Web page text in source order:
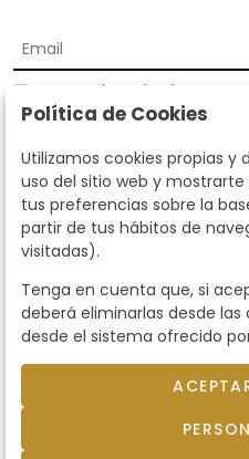
Acepto los Términos y
privacidad
Según la LOPD y disposiciones
datos personales serán tratados
finalidad de gestionar la relación
derechos de acceso,
derechos en los términos
dirigiéndote a nosotros.
llamando al teléfono 915159584
info@subastassegre.es
Este sitio está protegido por
Términos de
© 2026
Política de Cookies
Utilizamos cookies propias y
uso del sitio web y
tus preferencias sobre la
partir de tus hábitos de
visitadas).
Tenga en cuenta que, si
deberá eliminarlas desde
desde el sistema ofrecido